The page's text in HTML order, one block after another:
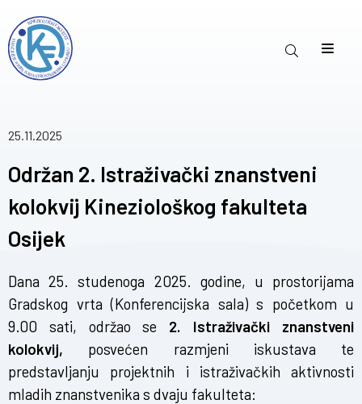
25.11.2025
Održan 2. Istraživački znanstveni
kolokvij Kineziološkog fakulteta
Osijek
Dana 25. studenoga 2025. godine, u prostorijama
Gradskog vrta (Konferencijska sala) s početkom u
9.00 sati, održao se 2. Istraživački znanstveni
kolokvij, posvećen razmjeni iskustava te
predstavljanju projektnih i istraživačkih aktivnosti
mladih znanstvenika s dvaju fakulteta: